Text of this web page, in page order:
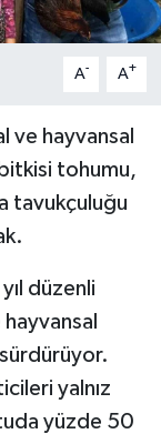
A- A+
ve hayvansal
tohumu,
tavukçuluğu
düzenli
yalnız
yüzde 50